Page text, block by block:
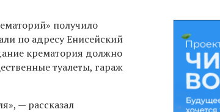
получило
по адресу Енисейский
крематория должно
туалеты, гараж
— рассказал